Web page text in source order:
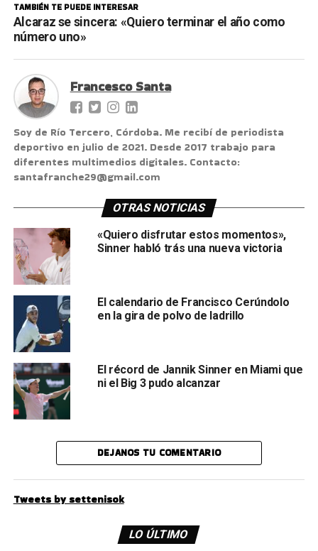
TAMBIÉN TE PUEDE INTERESAR
Alcaraz se sincera: «Quiero terminar el año como
número uno»
Francesco Santa
Soy de Río Tercero, Córdoba. Me recibí de periodista
deportivo en julio de 2021. Desde 2017 trabajo para
diferentes multimedios digitales. Contacto:
santafranche29@gmail.com
OTRAS NOTICIAS
«Quiero disfrutar estos momentos»,
Sinner habló trás una nueva victoria
El calendario de Francisco Cerúndolo
en la gira de polvo de ladrillo
El récord de Jannik Sinner en Miami que
ni el Big 3 pudo alcanzar
DEJANOS TU COMENTARIO
Tweets by settenisok
LO ÚLTIMO